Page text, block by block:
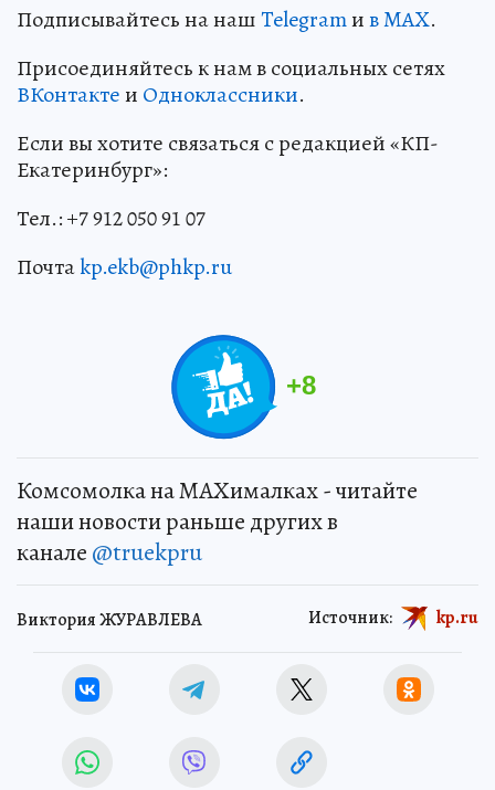
Подписывайтесь на нашTelegramив MAX.
Присоединяйтесь к нам в социальных сетях
ВКонтактеи Одноклассники.
Если вы хотите связаться с редакцией «КП-
Екатеринбург»:
Тел.: +7 912 050 91 07
Почтаkp.ekb@phkp.ru
+8
Комсомолка на MAXималках - читайте
наши новости раньше других в
канале @truekpru
Виктория ЖУРАВЛЕВА Источник: kp.ru